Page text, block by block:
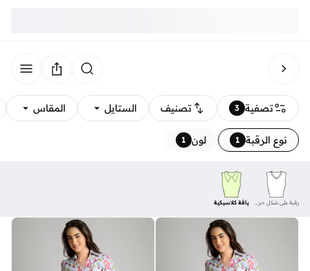
تصفية 3 تصنيف الستايل المقاس
نوع الرقبة 1 لون 1
رقبة على شكل حرف V ياقة كلاسيكية